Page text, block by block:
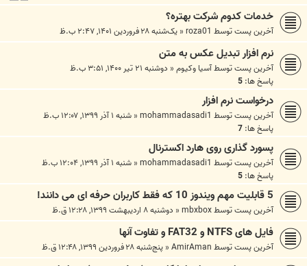
خدمات کدوم شرکت بهتره؟
آخرین پست توسطroza01
« یک‌شنبه ۲۸ فروردین ۱۴۰۱, ۲:۴۷ ب.ظ
نرم افزار تبدیل عکس به متن
آخرین پست توسطآسیا وکیوم« دوشنبه ۲۱ تیر ۱۴۰۰, ۳:۵۱ ب.ظ
پاسخ ها: 5
درخواست نرم افزار
آخرین پست توسطmohammadasadi1
« شنبه ۱ آذر ۱۳۹۹, ۱۲:۰۷ ب.ظ
پاسخ ها: 7
پسورد گذاری روی هارد اکسترنال
آخرین پست توسطmohammadasadi1
« شنبه ۱ آذر ۱۳۹۹, ۱۲:۰۴ ب.ظ
پاسخ ها: 5
5 قابلیت مهم ویندوز 10 که فقط کاربران حرفه ای می دانند!
آخرین پست توسطmbxbox
« دوشنبه ۸ اردیبهشت ۱۳۹۹, ۱۲:۲۸ ق.ظ
فایل های NTFS و FAT32 و تفاوت آنها
آخرین پست توسطAmirAman
« پنج‌شنبه ۲۸ فروردین ۱۳۹۹, ۱۲:۴۸ ق.ظ